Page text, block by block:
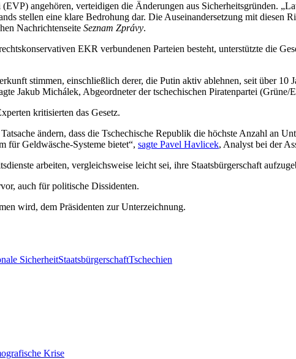
angehören, verteidigen die Änderungen aus Sicherheitsgründen.
stellen eine klare Bedrohung dar. Die Auseinandersetzung mit diesen
Nachrichtenseite Seznam Zprávy.
EKR verbundenen Parteien besteht, unterstützte die
stimmen, einschließlich derer, die Putin aktiv ablehnen, seit über 10
Jakub Michálek, Abgeordneter der tschechischen Piratenpartei
kritisierten das Gesetz.
ändern, dass die Tschechische Republik die höchste Anzahl an
für Geldwäsche-Systeme bietet“, sagte Pavel Havlicek, Analyst bei der
arbeiten, vergleichsweise leicht sei, ihre Staatsbürgerschaft
auch für politische Dissidenten.
wird, dem Präsidenten zur Unterzeichnung.
SicherheitStaatsbürgerschaftTschechien
Krise